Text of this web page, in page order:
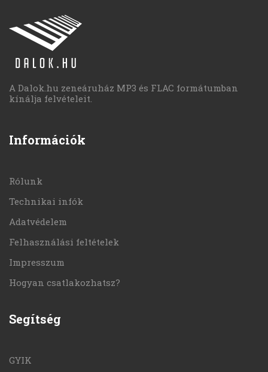
A Dalok.hu zeneáruház MP3 és FLAC formátumban
kínálja felvételeit.
Információk
Rólunk
Technikai infók
Adatvédelem
Felhasználási feltételek
Impresszum
Hogyan csatlakozhatsz?
Segítség
GYIK